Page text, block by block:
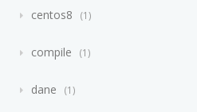
centos8 1
compile 1
dane 1